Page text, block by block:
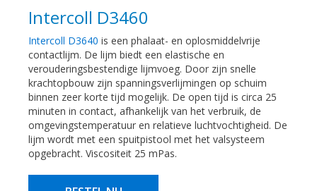
Intercoll D3460
Intercoll D3640 is een phalaat- en oplosmiddelvrije
contactlijm. De lijm biedt een elastische en
verouderingsbestendige lijmvoeg. Door zijn snelle
krachtopbouw zijn spanningsverlijmingen op schuim
binnen zeer korte tijd mogelijk. De open tijd is circa 25
minuten in contact, afhankelijk van het verbruik, de
omgevingstemperatuur en relatieve luchtvochtigheid. De
lijm wordt met een spuitpistool met het valsysteem
opgebracht. Viscositeit 25 mPas.